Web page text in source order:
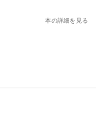
本の詳細を見る